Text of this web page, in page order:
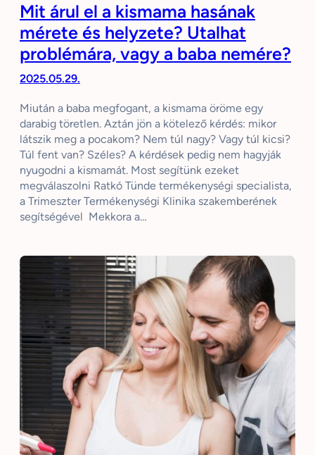
Mit árul el a kismama hasának
mérete és helyzete? Utalhat
problémára, vagy a baba nemére?
2025.05.29.
Miután a baba megfogant, a kismama öröme egy
darabig töretlen. Aztán jön a kötelező kérdés: mikor
látszik meg a pocakom? Nem túl nagy? Vagy túl kicsi?
Túl fent van? Széles? A kérdések pedig nem hagyják
nyugodni a kismamát. Most segítünk ezeket
megválaszolni Ratkó Tünde termékenységi specialista,
a Trimeszter Termékenységi Klinika szakemberének
segítségével Mekkora a…